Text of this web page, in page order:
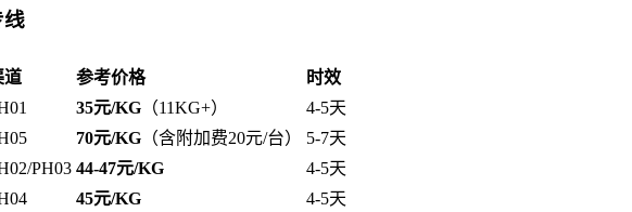
道 参考价格
时效
35元/KG （11KG+）
4-5天
70元/KG （含附加费20元/台）
5-7天
PH03 44-47元/KG
4-5天
45元/KG
4-5天